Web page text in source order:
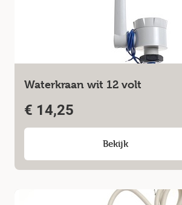
Waterkraan wit 12 volt
€ 14,25
Bekijk